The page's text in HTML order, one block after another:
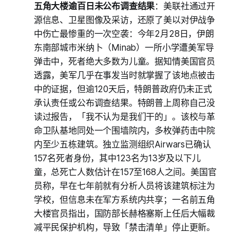
五角大楼逾百日未公布调查结果：美联社通过开
源信息、卫星图像及采访，还原了美以对伊战争
中伤亡最惨重的一次空袭：今年2月28日，伊朗
东南部城市米纳卜（Minab）一所小学遭美军导
弹击中，死者绝大多数为儿童。据知情美国官员
透露，美军几乎在事发当时就掌握了该地点被击
中的证据，但逾120天后，特朗普政府仍未正式
承认责任或公布调查结果。特朗普上周称自己没
读过报告，「我不认为是我们干的」。该校与革
命卫队基地同处一个围墙院内，多枚弹药击中院
内至少五栋建筑。独立监测组织Airwars已确认
157名死者身份，其中123名为13岁及以下儿
童，总死亡人数估计在157至168人之间。美国官
员称，早在七年前就有分析人员将该建筑标注为
学校，但信息未在军方系统内共享；一名前五角
大楼官员指出，国防部长赫格塞斯上任后大幅裁
减平民保护机构，导致「禁击清单」停止更新。